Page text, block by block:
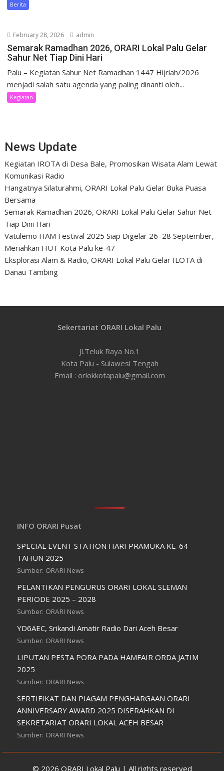
Berita
February 28, 2026 admin
Semarak Ramadhan 2026, ORARI Lokal Palu Gelar
Sahur Net Tiap Dini Hari
Palu – Kegiatan Sahur Net Ramadhan 1447 Hijriah/2026
menjadi salah satu agenda yang paling dinanti oleh...
Kegiatan
News Update
Kegiatan IROTA di Desa Bale, Promosikan Wisata Alam Lewat
Komunikasi Radio
Hangatnya Silaturahmi, ORARI Lokal Palu Gelar Buka Puasa
Bersama
Semarak Ramadhan 2026, ORARI Lokal Palu Gelar Sahur Net
Tiap Dini Hari
Vatulemo HAM Festival 2025 Siap Digelar 26–28 September,
Meriahkan HUT Kota Palu ke-47
Eksplorasi Alam & Radio, ORARI Lokal Palu Gelar ILOTA di
Danau Tambing
Sekertariat ORARI Lokal Palu
Jl.Teluk Raya No.1
Kota Palu - Sulawesi Tengah
Email : orlokkotapalu@gmail.com
INFO ORARI Pusat
SPECIAL EVENT STATION HARI PRAMUKA KE-64
TAHUN 2025
Sumber: ORARI News
PELANTIKAN PENGURUS ORARI LOKAL SLEMAN
PERIODE 2025 – 2028
Sumber: ORARI News
YD6AEC, Srikandi Amatir Radio Dari Aceh Besar
Sumber: ORARI News
LIPUTAN PESTA PORA PADA HAMFAIR ORDA JATIM
2025
Sumber: ORARI News
SERTIFIKAT DAN PIAGAM PENGHARGAAN ORARI
ANNIVERSARY AWARD 2025 DISERAHKAN DI
SEKRETARIAT ORARI LOKAL ACEH BESAR
Sumber: ORARI News
© 2026 ORARI Lokal Palu | All rights reserved